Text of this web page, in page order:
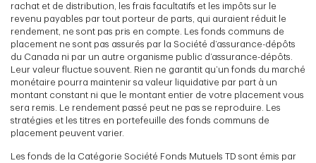
rachat et de distribution, les frais facultatifs et les impôts sur le
revenu payables par tout porteur de parts, qui auraient réduit le
rendement, ne sont pas pris en compte. Les fonds communs de
placement ne sont pas assurés par la Société d’assurance-dépôts
du Canada ni par un autre organisme public d’assurance-dépôts.
Leur valeur fluctue souvent. Rien ne garantit qu’un fonds du marché
monétaire pourra maintenir sa valeur liquidative par part à un
montant constant ni que le montant entier de votre placement vous
sera remis. Le rendement passé peut ne pas se reproduire. Les
stratégies et les titres en portefeuille des fonds communs de
placement peuvent varier.
Les fonds de la Catégorie Société Fonds Mutuels TD sont émis par